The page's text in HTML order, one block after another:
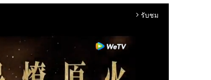
arrow_forward_ios รับชม